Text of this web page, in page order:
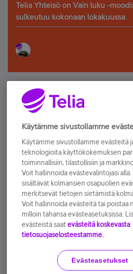
Telia Yhteisö on Vain luku -
sulkeutuu kokonaan lokakuussa
Älä jää paitsi – osallistu ja
Tilaa Telian uutiskirje ja olet
sähköpostiisi.
Tilaa nyt
Käyttöehdot
Käytämme sivustollamme
Käytämme sivustollamme evästeitä
teknologioita käyttökokemuksen
toiminnallisiin, tilastollisiin ja
Voit hallinnoida evästevalintojasi
sisältävät kolmansien osapuolien
merkitsevät tietojen siirtämistä
Voit hallinnoida evästeitä tai poistaa
milloin tahansa evästeasetuksissa.
evästeistä saat evästeitä koskevasta
tietosuojaselosteestamme.
Evästeasetukset